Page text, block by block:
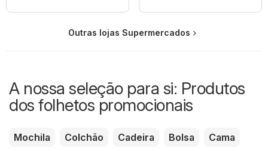
Outras lojas Supermercados
A nossa seleção para si: Produtos
dos folhetos promocionais
Mochila Colchão Cadeira Bolsa
Cama